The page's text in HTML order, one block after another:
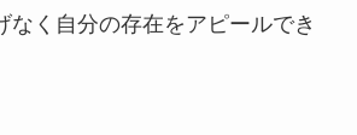
なく自分の存在をアピールでき